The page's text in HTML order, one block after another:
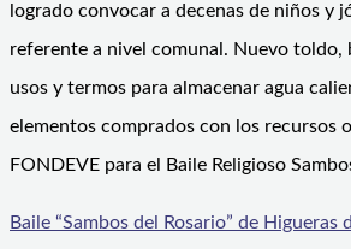
logrado convocar a decenas de niños y
referente a nivel comunal. Nuevo toldo,
usos y termos para almacenar agua
elementos comprados con los recursos
FONDEVE para el Baile Religioso
Baile “Sambos del Rosario” de Higueras